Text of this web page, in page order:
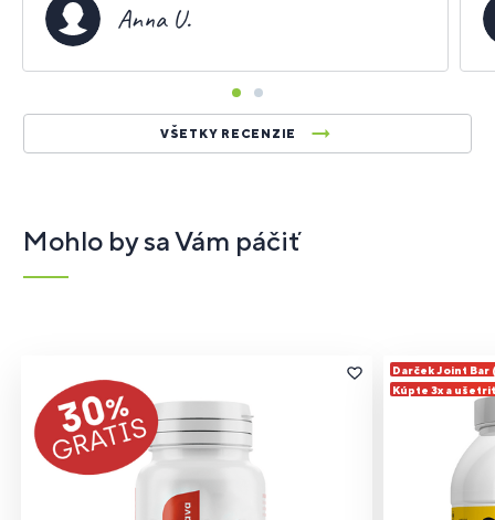
VŠETKY RECENZIE
Anna U.
Mohlo by sa Vám páčiť
Darček Joint Bar
Kúpte 3x a